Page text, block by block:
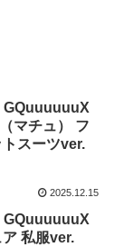
GQuuuuuuX
マチュ） フ
スーツver.
2025.12.15
GQuuuuuuX
私服ver.